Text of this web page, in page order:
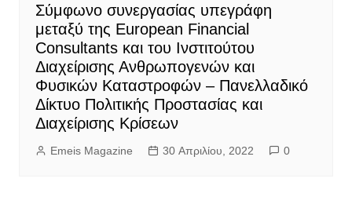
Σύμφωνο συνεργασίας υπεγράφη
μεταξύ της European Financial
Consultants και του Ινστιτούτου
Διαχείρισης Ανθρωπογενών και
Φυσικών Καταστροφών – Πανελλαδικό
Δίκτυο Πολιτικής Προστασίας και
Διαχείρισης Κρίσεων
Emeis Magazine 30 Απριλίου, 2022 0